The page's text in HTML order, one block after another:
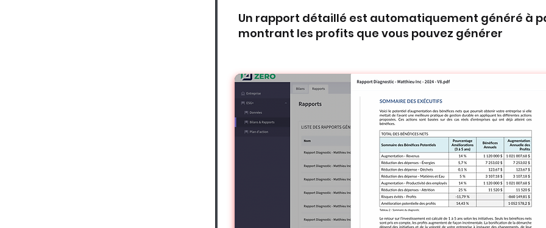
Un rapport détaillé est automatiquement généré à
montrant les profits que vous pouvez générer